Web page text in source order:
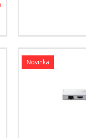
Novinka